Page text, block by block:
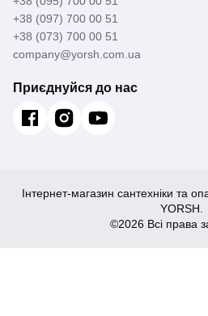
+38 (097) 700 00 51
+38 (073) 700 00 51
company@yorsh.com.ua
Приєднуйся до нас
Інтернет-магазин сантехніки та
YORSH.
©2026 Всі права